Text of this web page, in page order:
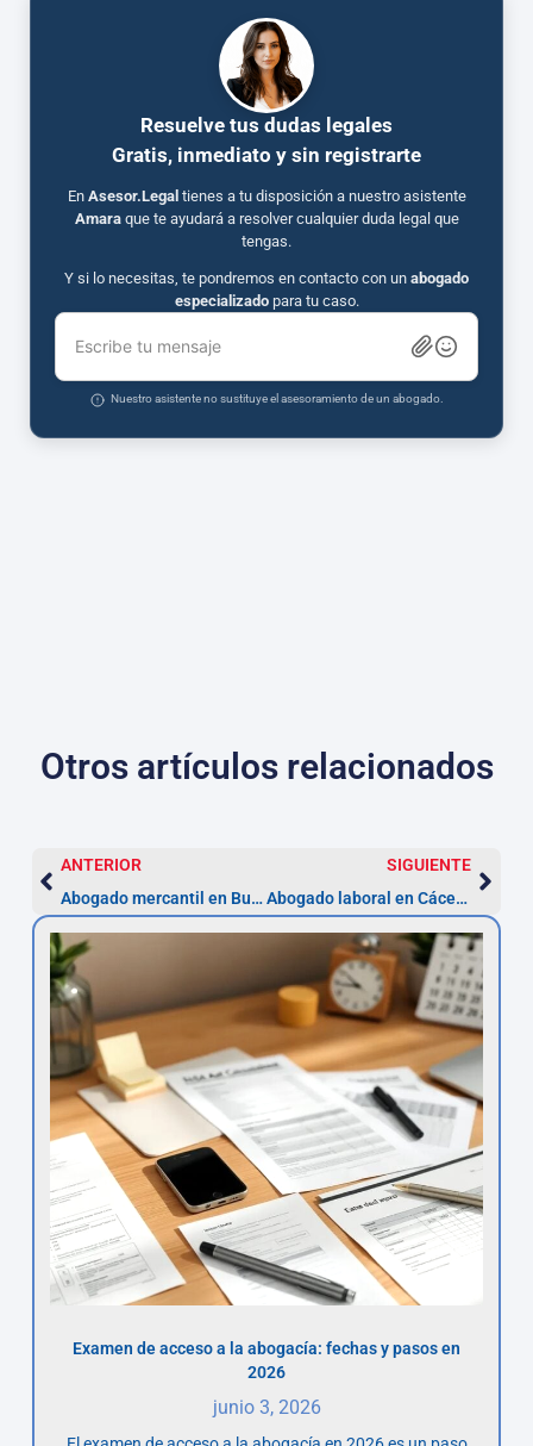
Resuelve tus dudas legales
Gratis, inmediato y sin registrarte
En Asesor.Legal tienes a tu disposición a nuestro asistente
Amaraque te ayudará a resolver cualquier duda legal que
tengas.
Y si lo necesitas, te pondremos en contacto con un abogado
especializadopara tu caso.
Escribe tu mensaje
Nuestro asistente no sustituye el asesoramiento de un abogado.
Otros artículos relacionados
ANTERIOR
Abogado mercantil en Burgos: constitución de SL
SIGUIENTE
Abogado laboral en Cáceres: consultas por despido
Examen de acceso a la abogacía: fechas y pasos en
2026
junio 3, 2026